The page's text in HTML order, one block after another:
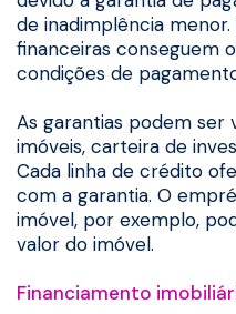
de inadimplência
financeiras conseguem
condições de
As garantias podem ser
imóveis, carteira de
Cada linha de crédito
com a garantia. O
imóvel, por exemplo,
valor do imóvel.
Financiamento